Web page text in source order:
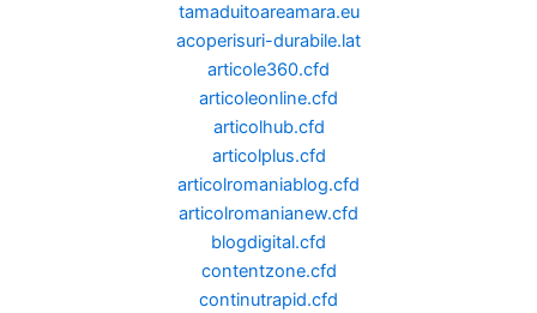
tamaduitoareamara.eu
acoperisuri-durabile.lat
articole360.cfd
articoleonline.cfd
articolhub.cfd
articolplus.cfd
articolromaniablog.cfd
articolromanianew.cfd
blogdigital.cfd
contentzone.cfd
continutrapid.cfd